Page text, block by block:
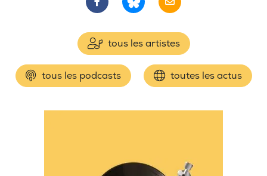
tous les artistes
tous les podcasts toutes les actus